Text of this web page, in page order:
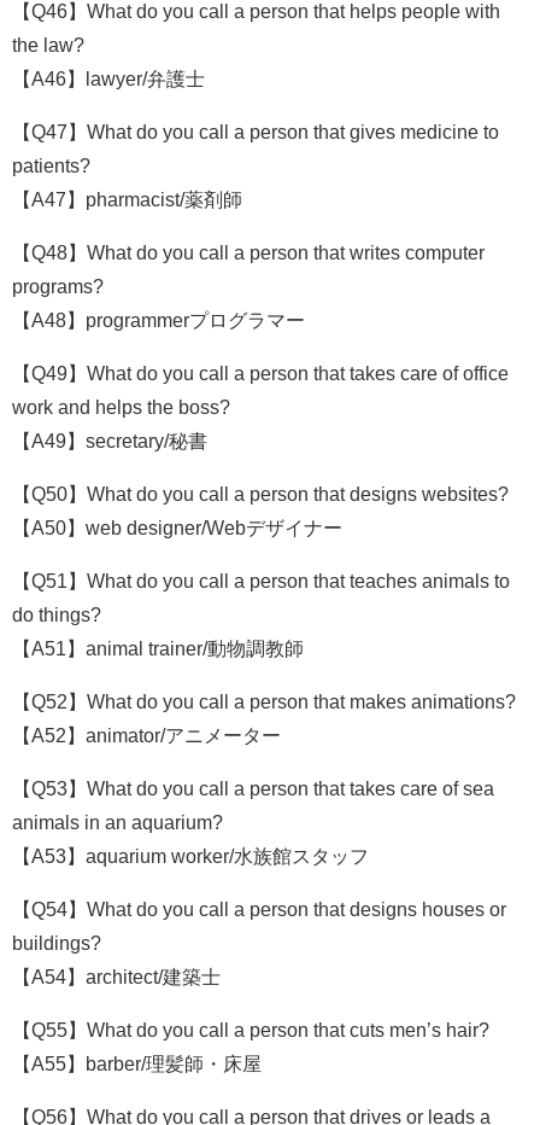
【Q46】What do you call a person that helps people with
the law?
【A46】lawyer/弁護士
【Q47】What do you call a person that gives medicine to
patients?
【A47】pharmacist/薬剤師
【Q48】What do you call a person that writes computer
programs?
【A48】programmerプログラマー
【Q49】What do you call a person that takes care of office
work and helps the boss?
【A49】secretary/秘書
【Q50】What do you call a person that designs websites?
【A50】web designer/Webデザイナー
【Q51】What do you call a person that teaches animals to
do things?
【A51】animal trainer/動物調教師
【Q52】What do you call a person that makes animations?
【A52】animator/アニメーター
【Q53】What do you call a person that takes care of sea
animals in an aquarium?
【A53】aquarium worker/水族館スタッフ
【Q54】What do you call a person that designs houses or
buildings?
【A54】architect/建築士
【Q55】What do you call a person that cuts men’s hair?
【A55】barber/理髪師・床屋
【Q56】What do you call a person that drives or leads a